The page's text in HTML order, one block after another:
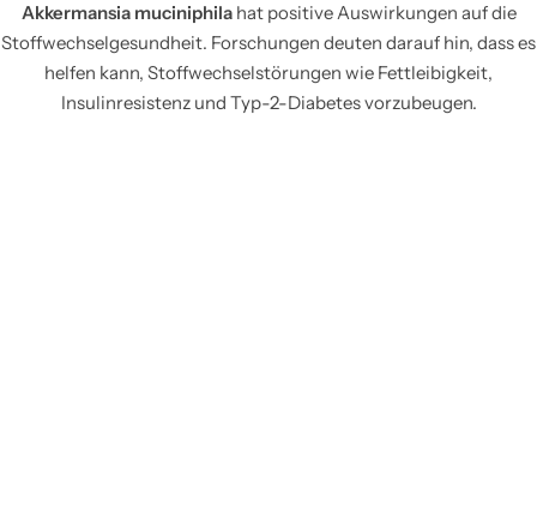
Akkermansia muciniphila hat positive Auswirkungen auf die
Stoffwechselgesundheit. Forschungen deuten darauf hin, dass es
helfen kann, Stoffwechselstörungen wie Fettleibigkeit,
Insulinresistenz und Typ-2-Diabetes vorzubeugen.